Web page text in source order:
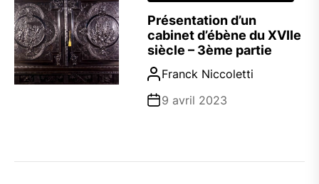
Présentation d’un
cabinet d’ébène du XVIIe
siècle – 3ème partie
Franck Niccoletti
9 avril 2023